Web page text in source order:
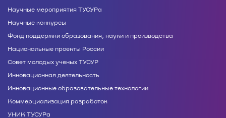
Научные мероприятия ТУСУРа
Научные конкурсы
Фонд поддержки образования, науки и производства
Национальные проекты России
Совет молодых ученых ТУСУР
Инновационная деятельность
Инновационные образовательные технологии
Коммерциализация разработок
УНИК ТУСУРа